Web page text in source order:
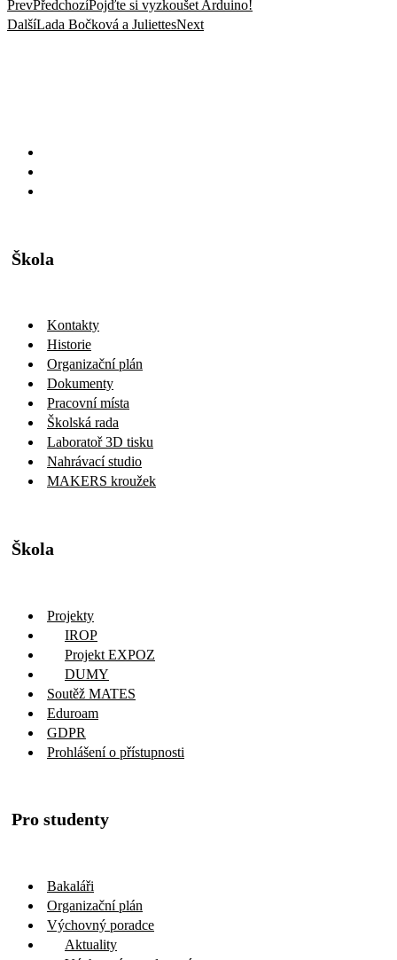
PrevPředchozíPojďte si vyzkoušet Arduino!
DalšíLada Bočková a JuliettesNext
Škola
Kontakty
Historie
Organizační plán
Dokumenty
Pracovní místa
Školská rada
Laboratoř 3D tisku
Nahrávací studio
MAKERS kroužek
Škola
Projekty
IROP
Projekt EXPOZ
DUMY
Soutěž MATES
Eduroam
GDPR
Prohlášení o přístupnosti
Pro studenty
Bakaláři
Organizační plán
Výchovný poradce
Aktuality